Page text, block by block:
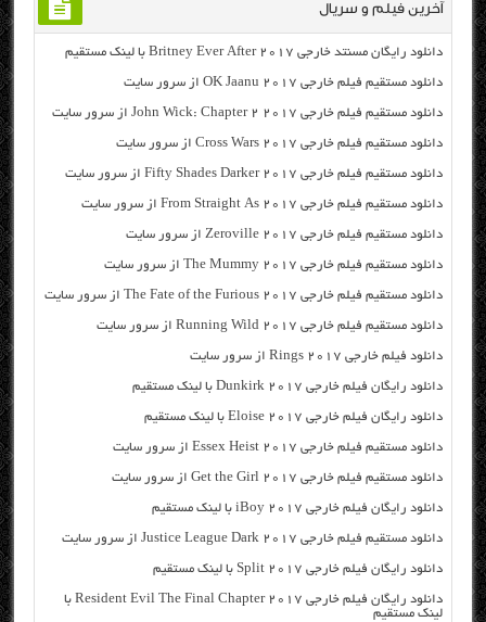
آخرین فیلم و سریال
دانلود رایگان مسنتد خارجی Britney Ever After 2017 با لینک مستقیم
دانلود مستقیم فیلم خارجی OK Jaanu 2017 از سرور سایت
دانلود مستقیم فیلم خارجی John Wick: Chapter 2 2017 از سرور سایت
دانلود مستقیم فیلم خارجی Cross Wars 2017 از سرور سایت
دانلود مستقیم فیلم خارجی Fifty Shades Darker 2017 از سرور سایت
دانلود مستقیم فیلم خارجی From Straight As 2017 از سرور سایت
دانلود مستقیم فیلم خارجی Zeroville 2017 از سرور سایت
دانلود مستقیم فیلم خارجی The Mummy 2017 از سرور سایت
دانلود مستقیم فیلم خارجی The Fate of the Furious 2017 از سرور سایت
دانلود مستقیم فیلم خارجی Running Wild 2017 از سرور سایت
دانلود فیلم خارجی Rings 2017 از سرور سایت
دانلود رایگان فیلم خارجی Dunkirk 2017 با لینک مستقیم
دانلود رایگان فیلم خارجی Eloise 2017 با لینک مستقیم
دانلود مستقیم فیلم خارجی Essex Heist 2017 از سرور سایت
دانلود مستقیم فیلم خارجی Get the Girl 2017 از سرور سایت
دانلود رایگان فیلم خارجی iBoy 2017 با لینک مستقیم
دانلود مستقیم فیلم خارجی Justice League Dark 2017 از سرور سایت
دانلود رایگان فیلم خارجی Split 2017 با لینک مستقیم
دانلود رایگان فیلم خارجی Resident Evil The Final Chapter 2017 با
لینک مستقیم